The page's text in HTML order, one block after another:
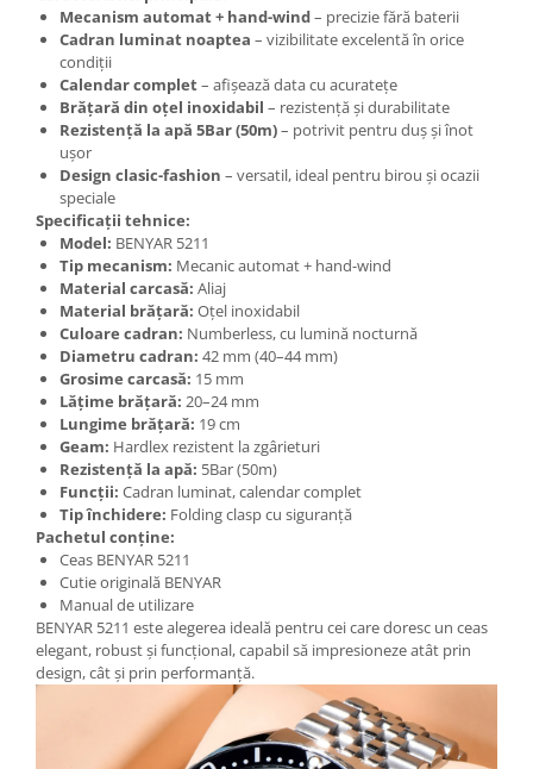
Mecanism automat + hand-wind– precizie fără baterii
Cadran luminat noaptea – vizibilitate excelentă în orice
condiții
Calendar complet– afișează data cu acuratețe
Brățară din oțel inoxidabil – rezistență și durabilitate
Rezistență la apă 5Bar (50m)– potrivit pentru duș și înot
ușor
Design clasic-fashion – versatil, ideal pentru birou și ocazii
speciale
Specificații tehnice:
Model: BENYAR 5211
Tip mecanism: Mecanic automat + hand-wind
Material carcasă: Aliaj
Material brățară: Oțel inoxidabil
Culoare cadran: Numberless, cu lumină nocturnă
Diametru cadran: 42 mm (40–44 mm)
Grosime carcasă: 15 mm
Lățime brățară: 20–24 mm
Lungime brățară: 19 cm
Geam: Hardlex rezistent la zgârieturi
Rezistență la apă: 5Bar (50m)
Funcții: Cadran luminat, calendar complet
Tip închidere: Folding clasp cu siguranță
Pachetul conține:
Ceas BENYAR 5211
Cutie originală BENYAR
Manual de utilizare
BENYAR 5211 este alegerea ideală pentru cei care doresc un ceas
elegant, robust și funcțional, capabil să impresioneze atât prin
design, cât și prin performanță.